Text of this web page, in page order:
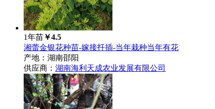
1年苗￥4.5
湘蕾金银花种苗-嫁接扦插-当年栽种当年有花
产地：湖南邵阳
供应商： 湖南海利天成农业发展有限公司